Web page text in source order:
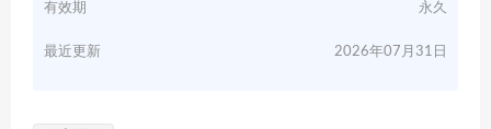
有效期 永久
最近更新 2026年07月31日